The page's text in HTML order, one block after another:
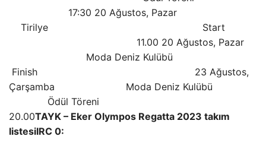
17:30 20 Ağustos, Pazar
Tirilye Start
11.00 20 Ağustos, Pazar
Moda Deniz Kulübü
Finish 23 Ağustos,
Çarşamba Moda Deniz Kulübü
Ödül Töreni
20.00TAYK – Eker Olympos Regatta 2023 takım
listesiIRC 0: